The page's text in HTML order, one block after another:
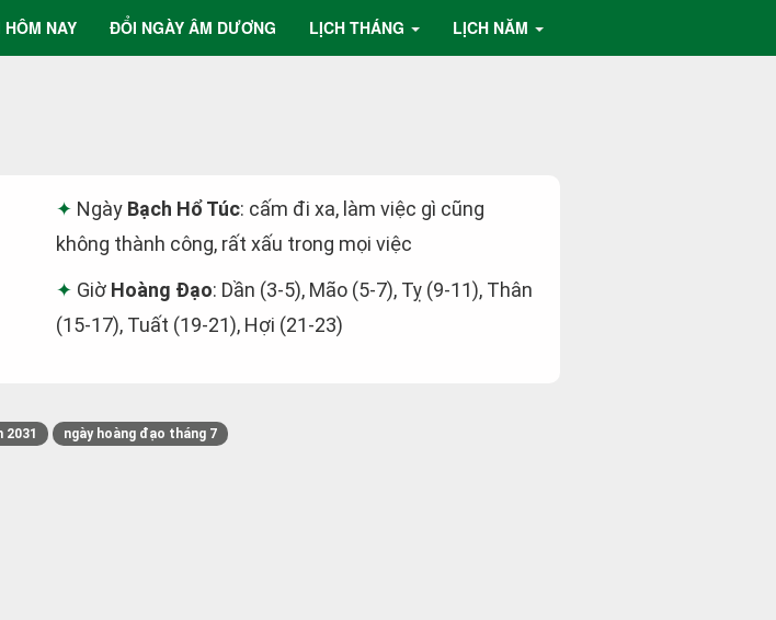
NAY ĐỔI NGÀY ÂM DƯƠNG LỊCH THÁNG LỊCH NĂM
Ngày Bạch Hổ Túc: cấm đi xa, làm việc gì cũng
không thành công, rất xấu trong mọi việc
Giờ Hoàng Đạo: Dần (3-5), Mão (5-7), Tỵ (9-11), Thân
(15-17), Tuất (19-21), Hợi (21-23)
2031 ngày hoàng đạo tháng 7